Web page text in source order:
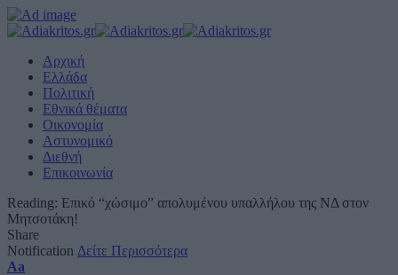
Αρχική
Ελλάδα
Πολιτική
Εθνικά θέματα
Οικονομία
Αστυνομικό
Διεθνή
Επικοινωνία
Reading: Επικό “χώσιμο” απολυμένου υπαλλήλου της ΝΔ στον
Μητσοτάκη!
Share
Notification Δείτε Περισσότερα
Font
Aa